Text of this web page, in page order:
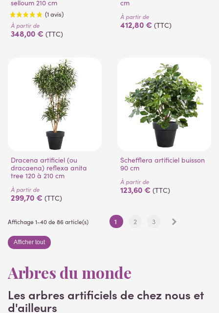
selloum 210 cm
À partir de
348,00 € (TTC)
cm
À partir de
412,80 € (TTC)
Dracena artificiel (ou
dracaena) reflexa anita
tree 120 à 210 cm
À partir de
299,70 € (TTC)
Schefflera artificiel buisson
90 cm
À partir de
123,60 € (TTC)
Affichage 1-40 de 86 article(s) 1 2 3
Afficher tout
Arbres du monde
Les arbres artificiels de chez nous et
d'ailleurs